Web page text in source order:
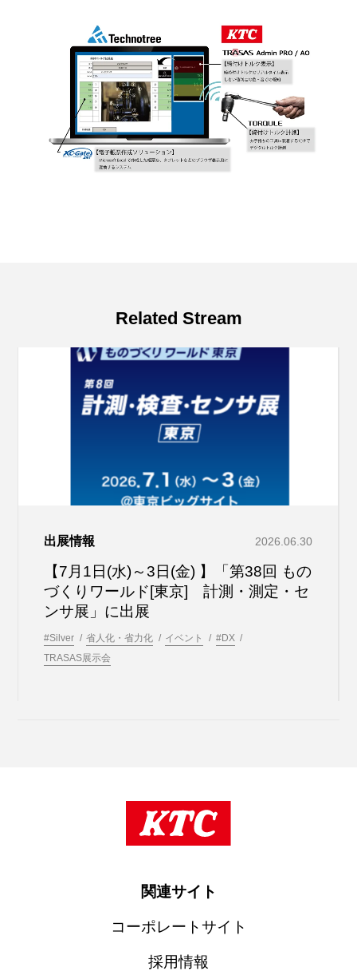
Related Stream
出展情報 2026.06.30
【7月1日(水)～3日(金) 】「第38回 もの
づくりワールド[東京] 計測・測定・セ
ンサ展」に出展
#Silver 省人化・省力化 イベント
#DX
TRASAS展示会
関連サイト
コーポレートサイト
採用情報